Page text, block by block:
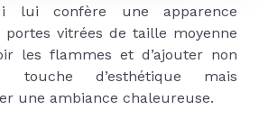
lui confère une apparence
portes vitrées de taille moyenne
les flammes et d’ajouter non
touche d’esthétique mais
une ambiance chaleureuse.